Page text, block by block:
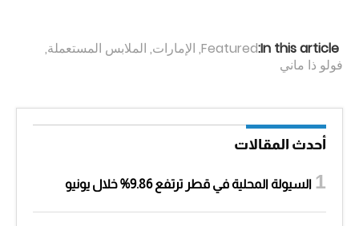
In this article:
Featured
, الإمارات, الملابس المستعملة,
فولو ذا ماني
أحدث المقالات
السيولة المحلية في قطر ترتفع 9.86% خلال يونيو